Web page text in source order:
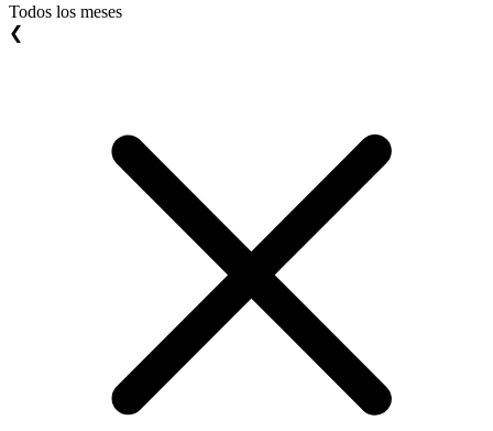
Todos los meses
❮